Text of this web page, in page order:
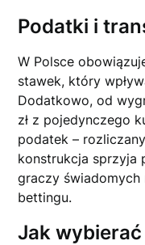
Podatki i
W Polsce
stawek, który
Dodatkowo, od
zł z pojedynczego
podatek –
konstrukcja sprzyja
graczy
bettingu.
Jak